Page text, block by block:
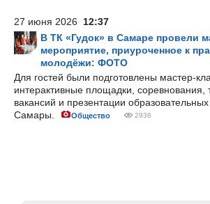
27 июня 2026 12:37
В ТК «Гудок» в Самаре провели
мероприятие, приуроченное к
молодёжи: ФОТО
Для гостей были подготовлены мастер-
интерактивные площадки, соревнования,
вакансий и презентации
Самары.
Общество 2938